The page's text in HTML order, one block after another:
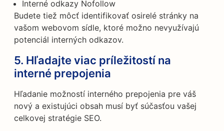
Interné odkazy Nofollow
Budete tiež môcť identifikovať osirelé stránky na
vašom webovom sídle, ktoré možno nevyužívajú
potenciál interných odkazov.
5. Hľadajte viac príležitostí na
interné prepojenia
Hľadanie možností interného prepojenia pre váš
nový a existujúci obsah musí byť súčasťou vašej
celkovej stratégie SEO.